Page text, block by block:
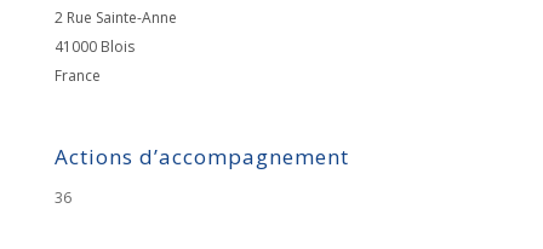
2 Rue Sainte-Anne
41000 Blois
France
Actions d’accompagnement
36